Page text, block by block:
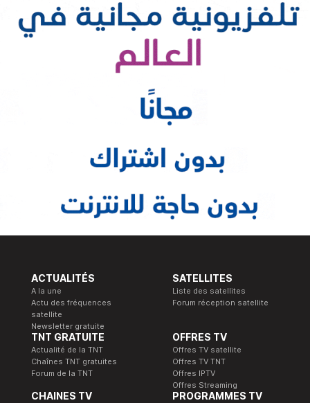
ACTUALITÉS
A la une
Actu des fréquences
satellite
Newsletter gratuite
SATELLITES
Liste des satellites
Forum réception satellite
TNT GRATUITE
Actualité de la TNT
Chaînes TNT gratuites
Forum de la TNT
OFFRES TV
Offres TV satellite
Offres TV TNT
Offres IPTV
Offres Streaming
CHAINES TV PROGRAMMES TV